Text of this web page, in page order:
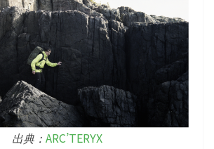
出典： ARC’TERYX